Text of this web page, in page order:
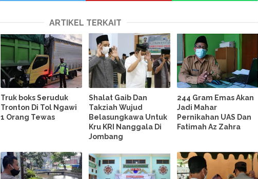
ARTIKEL TERKAIT
Truk boks Seruduk
Tronton Di Tol Ngawi
1 Orang Tewas
Shalat Gaib Dan
Takziah Wujud
Belasungkawa Untuk
Kru KRI Nanggala Di
Jombang
244 Gram Emas Akan
Jadi Mahar
Pernikahan UAS Dan
Fatimah Az Zahra